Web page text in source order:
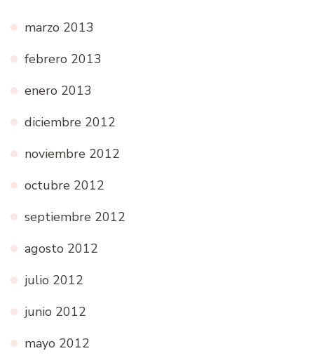
marzo 2013
febrero 2013
enero 2013
diciembre 2012
noviembre 2012
octubre 2012
septiembre 2012
agosto 2012
julio 2012
junio 2012
mayo 2012